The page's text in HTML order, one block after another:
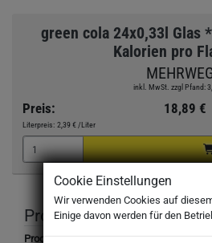
green cola 24x0,33l Glas
Kalorien pro
inkl. MwSt. zzgl Pfand:
Preis: 18,89 €
Literpreis: 2,39 € /Liter
Produktbeschreibung
Produktbezeichnung:
Cookie Einstellungen
Wir verwenden Cookies auf
Einige davon werden für den